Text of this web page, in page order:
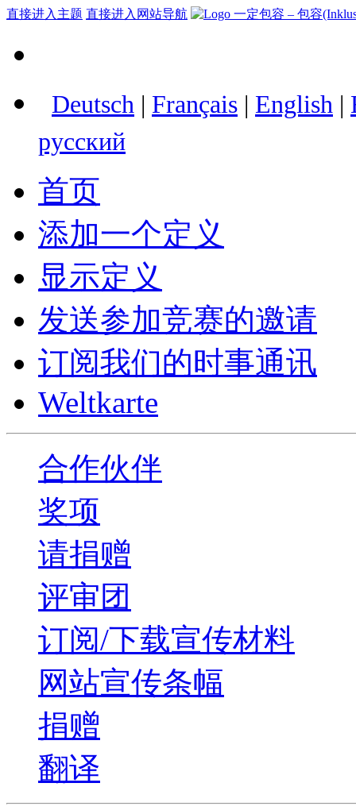
直接进入主题 直接进入网站导航
Deutsch | Français | English |
русский
首页
添加一个定义
显示定义
发送参加竞赛的邀请
订阅我们的时事通讯
Weltkarte
合作伙伴
奖项
请捐赠
评审团
订阅/下载宣传材料
网站宣传条幅
捐赠
翻译